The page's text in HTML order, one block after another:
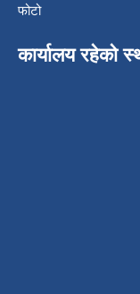
फोटो
कार्यालय रहेको